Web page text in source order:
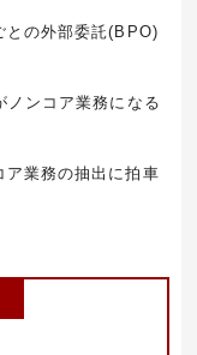
との外部委託(BPO)
ノンコア業務になる
ア業務の抽出に拍車